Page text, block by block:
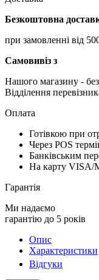
Безкоштовна
при замовленні від
Самовивіз з
Нашого магазину -
Відділення
Оплата
Готівкою при
Через POS
Банківським
На карту VISA/
Гарантія
Ми надаємо
гарантію до 5 років
Опис
Характеристики
Відгуки